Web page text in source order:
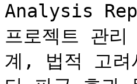
Analysis
프로젝트 관
계, 법적 고